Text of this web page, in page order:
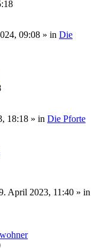
09:08 » in Die
18:18 » in Die Pforte
April 2023, 11:40 » in